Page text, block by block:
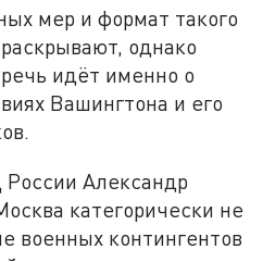
мер и формат такого
однако
идёт именно о
Вашингтона и его
Александр
категорически не
военных контингентов